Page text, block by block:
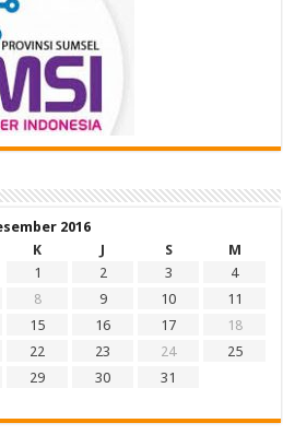
2016
K J S
M
1
2 3
4
8 9 10
11
15 16 17
18
22 23 24
25
29 30
31